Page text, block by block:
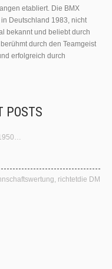
etabliert. Die BMX
Deutschland 1983, nicht
bekannt und beliebt durch
durch den Teamgeist
erfolgreich durch
POSTS
richtetdie DM